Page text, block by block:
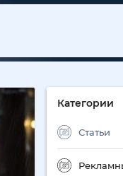
Категории
Статьи